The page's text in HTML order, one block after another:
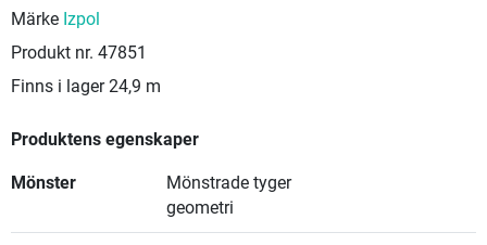
Märke Izpol
Produkt nr. 47851
Finns i lager 24,9 m
Produktens egenskaper
Mönster
Mönstrade tyger
geometri